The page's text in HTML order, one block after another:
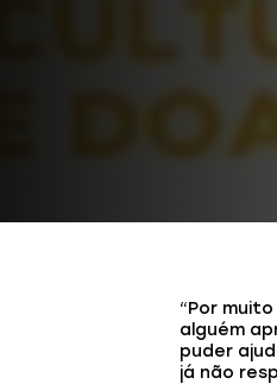
“Por
alguém
puder
já não